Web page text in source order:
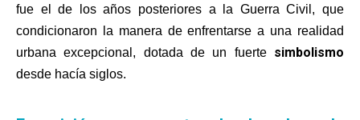
fue el de los años posteriores a la Guerra Civil, que
condicionaron la manera de enfrentarse a una realidad
urbana excepcional, dotada de un fuerte simbolismo
desde hacía siglos.